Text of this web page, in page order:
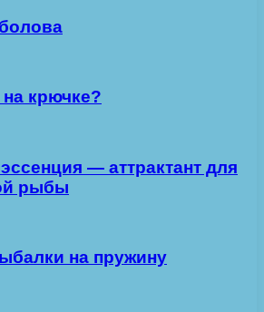
крючке?
— аттрактант для
рыбы
на пружину